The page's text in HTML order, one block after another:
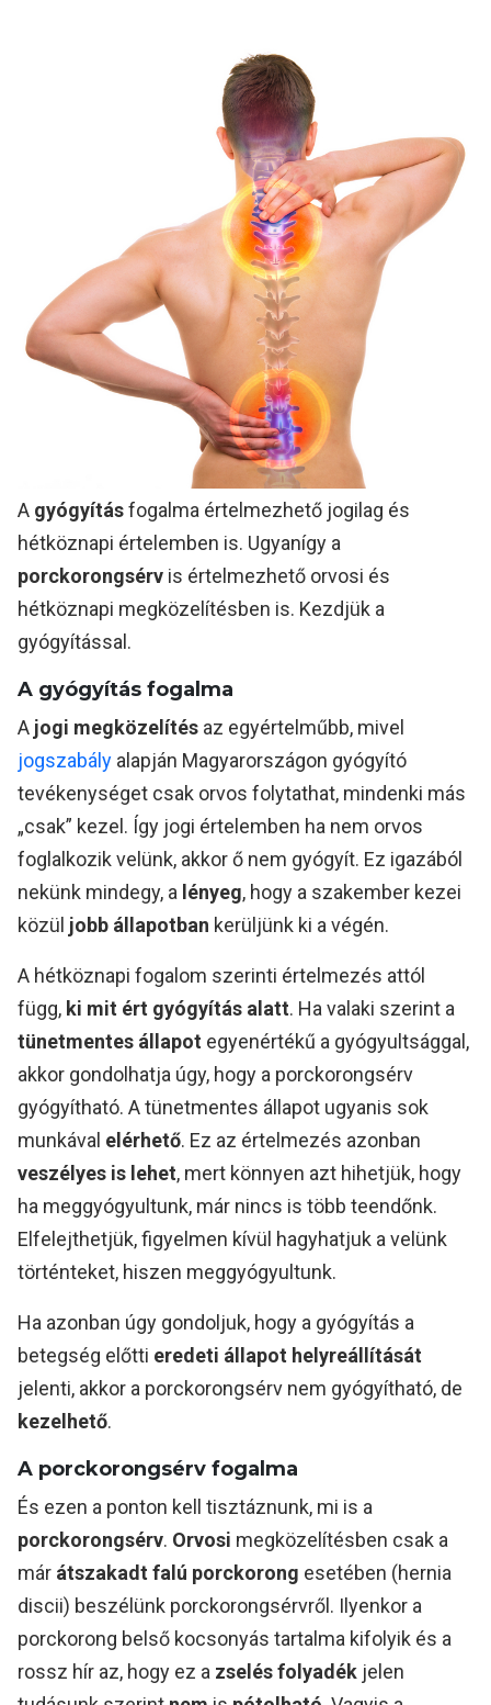
A gyógyításfogalma értelmezhető jogilag és
hétköznapi értelemben is. Ugyanígy a
porckorongsérv is értelmezhető orvosi és
hétköznapi megközelítésben is. Kezdjük a
gyógyítással.
A gyógyítás fogalma
A jogi megközelítés az egyértelműbb, mivel
jogszabály alapján Magyarországon gyógyító
tevékenységet csak orvos folytathat, mindenki más
„csak” kezel. Így jogi értelemben ha nem orvos
foglalkozik velünk, akkor ő nem gyógyít. Ez igazából
nekünk mindegy, a lényeg, hogy a szakember kezei
közül jobb állapotban kerüljünk ki a végén.
A hétköznapi fogalom szerinti értelmezés attól
függ, ki mit ért gyógyítás alatt. Ha valaki szerint a
tünetmentes állapot egyenértékű a gyógyultsággal,
akkor gondolhatja úgy, hogy a porckorongsérv
gyógyítható. A tünetmentes állapot ugyanis sok
munkával elérhető. Ez az értelmezés azonban
veszélyes is lehet, mert könnyen azt hihetjük, hogy
ha meggyógyultunk, már nincs is több teendőnk.
Elfelejthetjük, figyelmen kívül hagyhatjuk a velünk
történteket, hiszen meggyógyultunk.
Ha azonban úgy gondoljuk, hogy a gyógyítás a
betegség előtti eredeti állapot helyreállítását
jelenti, akkor a porckorongsérv nem gyógyítható, de
kezelhető.
A porckorongsérv fogalma
És ezen a ponton kell tisztáznunk, mi is a
porckorongsérv. Orvosi megközelítésben csak a
már átszakadt falú porckorong esetében (hernia
discii) beszélünk porckorongsérvről. Ilyenkor a
porckorong belső kocsonyás tartalma kifolyik és a
rossz hír az, hogy ez a zselés folyadék jelen